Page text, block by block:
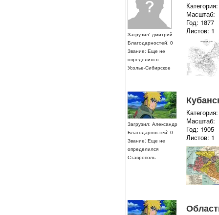
Загрузил: дмитрий
Благодарностей: 0
Звание: Еще не
определился
Усолье-Сибирское
Масштаб:
Год: 1877
Листов: 1
Загрузил: Александр
Благодарностей: 0
Звание: Еще не
определился
Ставрополь
Масштаб:
Год: 1905
Листов: 1